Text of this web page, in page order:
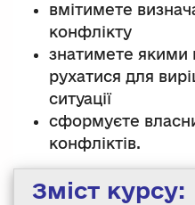
вмітимете
конфлікту
знатимете якими
рухатися для
ситуації
сформуєте
конфліктів.
Зміст курсу: